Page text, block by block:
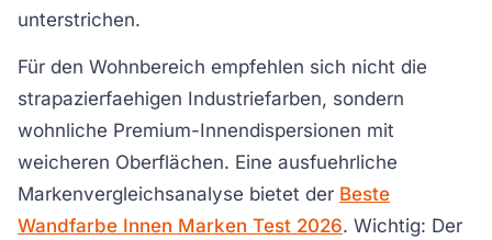
unterstrichen.
Für den Wohnbereich empfehlen sich nicht die
strapazierfaehigen Industriefarben, sondern
wohnliche Premium-Innendispersionen mit
weicheren Oberflächen. Eine ausfuehrliche
Markenvergleichsanalyse bietet der Beste
Wandfarbe Innen Marken Test 2026. Wichtig: Der